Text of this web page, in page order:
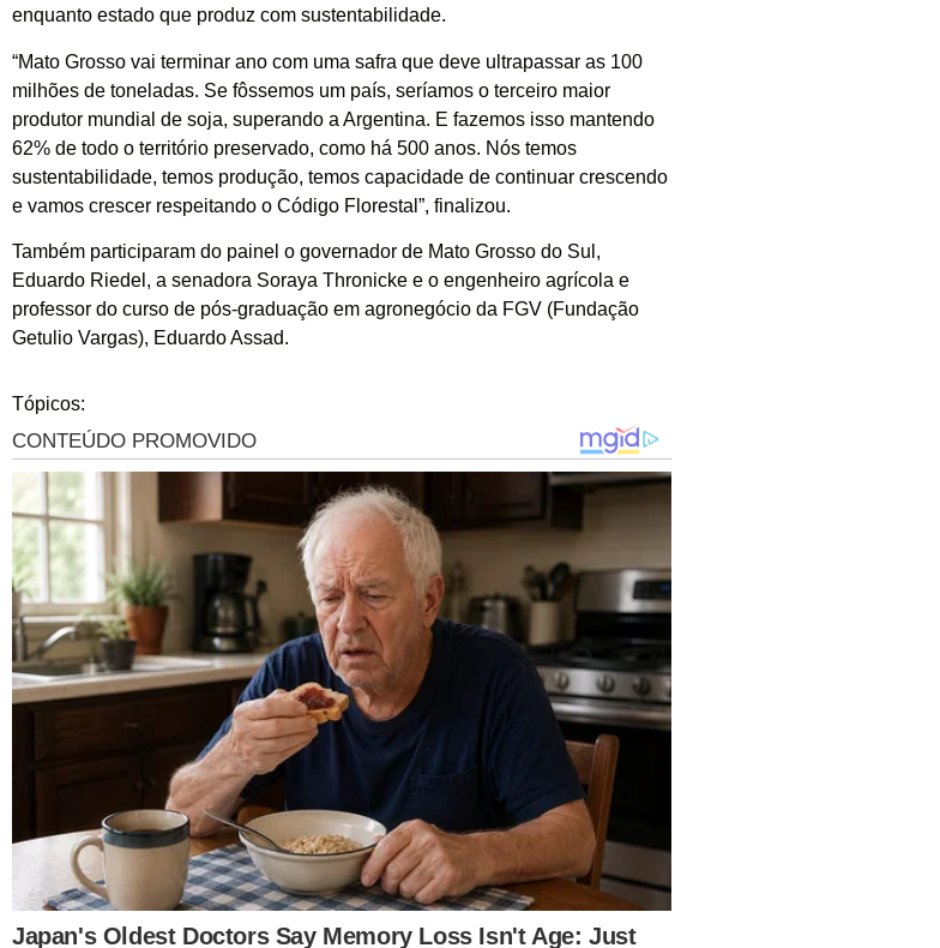
enquanto estado que produz com sustentabilidade.
“Mato Grosso vai terminar ano com uma safra que deve ultrapassar as 100
milhões de toneladas. Se fôssemos um país, seríamos o terceiro maior
produtor mundial de soja, superando a Argentina. E fazemos isso mantendo
62% de todo o território preservado, como há 500 anos. Nós temos
sustentabilidade, temos produção, temos capacidade de continuar crescendo
e vamos crescer respeitando o Código Florestal”, finalizou.
Também participaram do painel o governador de Mato Grosso do Sul,
Eduardo Riedel, a senadora Soraya Thronicke e o engenheiro agrícola e
professor do curso de pós-graduação em agronegócio da FGV (Fundação
Getulio Vargas), Eduardo Assad.
Tópicos: